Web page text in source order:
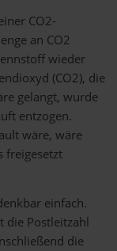
CO2-
an CO2
wieder
(CO2), die
gelangt, wurde
entzogen.
wäre, wäre
freigesetzt
einfach.
die Postleitzahl
die